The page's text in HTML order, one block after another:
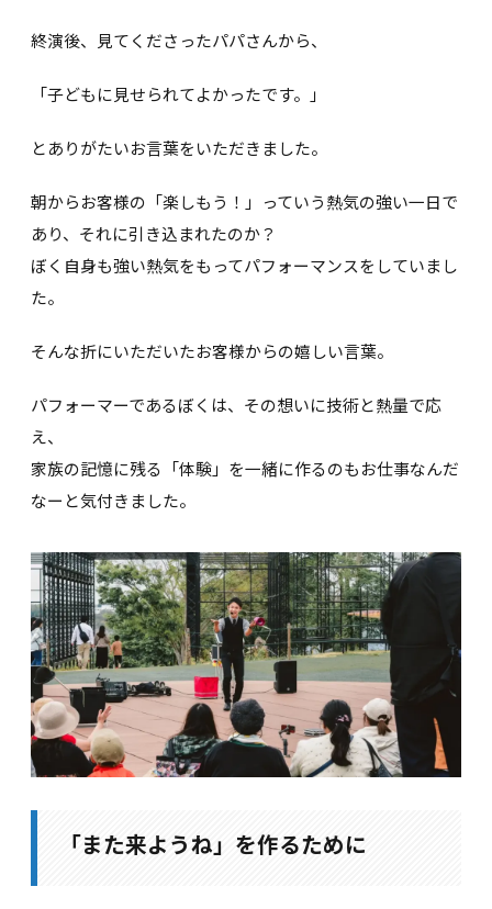
終演後、見てくださったパパさんから、
「子どもに見せられてよかったです。」
とありがたいお言葉をいただきました。
朝からお客様の「楽しもう！」っていう熱気の強い一日で
あり、それに引き込まれたのか？
ぼく自身も強い熱気をもってパフォーマンスをしていまし
た。
そんな折にいただいたお客様からの嬉しい言葉。
パフォーマーであるぼくは、その想いに技術と熱量で応
え、
家族の記憶に残る「体験」を一緒に作るのもお仕事なんだ
なーと気付きました。
「また来ようね」を作るために